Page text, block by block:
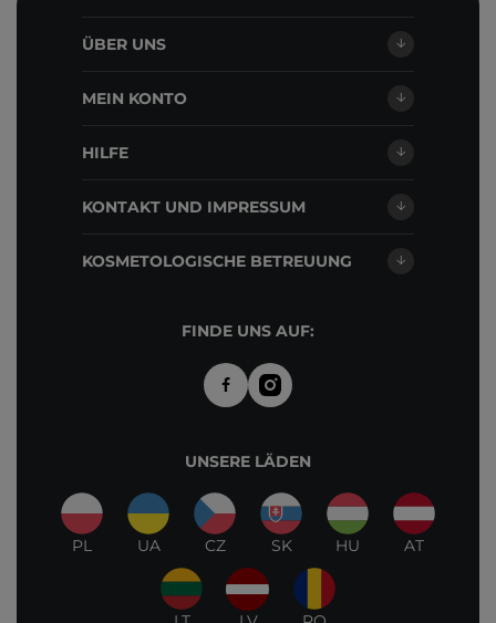
ÜBER UNS
MEIN KONTO
HILFE
KONTAKT UND IMPRESSUM
KOSMETOLOGISCHE BETREUUNG
FINDE UNS AUF:
UNSERE LÄDEN
PL UA CZ SK HU AT